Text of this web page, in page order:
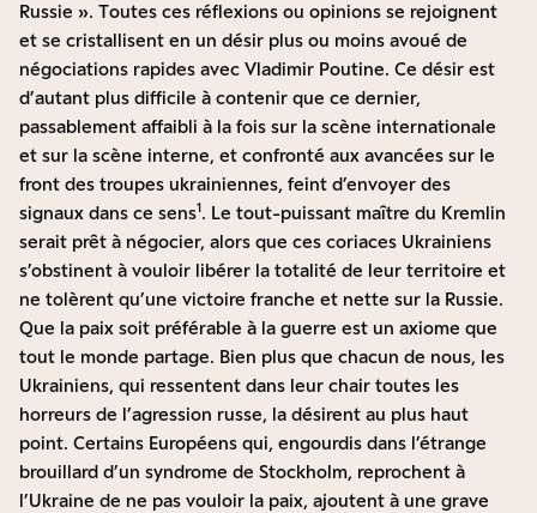
Russie ». Toutes ces réflexions ou opinions se rejoignent
et se cristallisent en un désir plus ou moins avoué de
négociations rapides avec Vladimir Poutine. Ce désir est
d’autant plus difficile à contenir que ce dernier,
passablement affaibli à la fois sur la scène internationale
et sur la scène interne, et confronté aux avancées sur le
front des troupes ukrainiennes, feint d’envoyer des
signaux dans ce sens1. Le tout-puissant maître du Kremlin
serait prêt à négocier, alors que ces coriaces Ukrainiens
s’obstinent à vouloir libérer la totalité de leur territoire et
ne tolèrent qu’une victoire franche et nette sur la Russie.
Que la paix soit préférable à la guerre est un axiome que
tout le monde partage. Bien plus que chacun de nous, les
Ukrainiens, qui ressentent dans leur chair toutes les
horreurs de l’agression russe, la désirent au plus haut
point. Certains Européens qui, engourdis dans l’étrange
brouillard d’un syndrome de Stockholm, reprochent à
l’Ukraine de ne pas vouloir la paix, ajoutent à une grave